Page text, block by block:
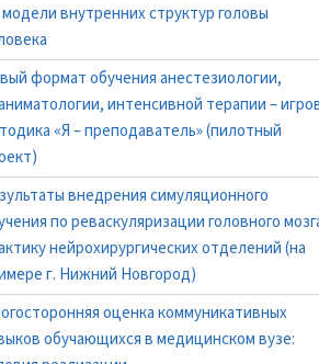
внутренних структур головы
формат обучения анестезиологии,
интенсивной терапии –
«Я – преподаватель» (пилотный
внедрения симуляционного
по реваскуляризации головного
нейрохирургических отделений (на
г. Нижний Новгород)
оценка коммуникативных
обучающихся в медицинском вузе: